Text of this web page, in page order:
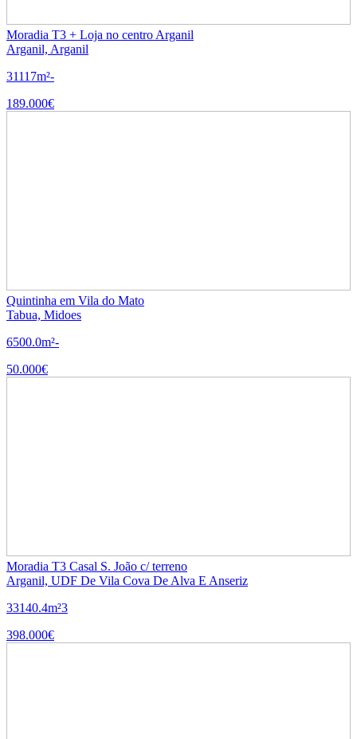
Moradia T3 + Loja no centro Arganil
Arganil, Arganil
31117m²-
189.000€
Quintinha em Vila do Mato
Tabua, Midoes
6500.0m²-
50.000€
Moradia T3 Casal S. João c/ terreno
Arganil, UDF De Vila Cova De Alva E Anseriz
33140.4m²3
398.000€